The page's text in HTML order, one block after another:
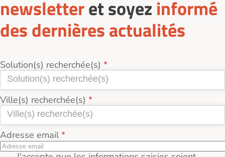
newsletteret soyez informé
des dernières actualités
Solution(s) recherchée(s)
Ville(s) recherchée(s)
Adresse email